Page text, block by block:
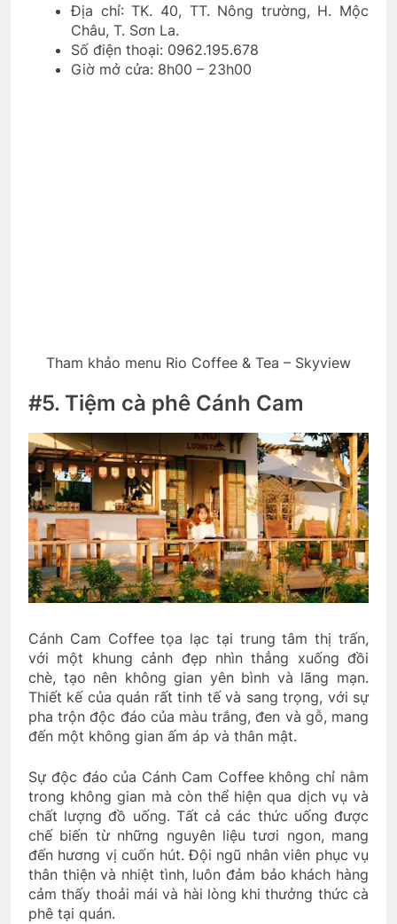
Địa chỉ: TK. 40, TT. Nông trường, H. Mộc
Châu, T. Sơn La.
Số điện thoại: 0962.195.678
Giờ mở cửa: 8h00 – 23h00
Tham khảo menu Rio Coffee & Tea – Skyview
#5. Tiệm cà phê Cánh Cam
Cánh Cam Coffee tọa lạc tại trung tâm thị trấn,
với một khung cảnh đẹp nhìn thẳng xuống đồi
chè, tạo nên không gian yên bình và lãng mạn.
Thiết kế của quán rất tinh tế và sang trọng, với sự
pha trộn độc đáo của màu trắng, đen và gỗ, mang
đến một không gian ấm áp và thân mật.
Sự độc đáo của Cánh Cam Coffee không chỉ nằm
trong không gian mà còn thể hiện qua dịch vụ và
chất lượng đồ uống. Tất cả các thức uống được
chế biến từ những nguyên liệu tươi ngon, mang
đến hương vị cuốn hút. Đội ngũ nhân viên phục vụ
thân thiện và nhiệt tình, luôn đảm bảo khách hàng
cảm thấy thoải mái và hài lòng khi thưởng thức cà
phê tại quán.